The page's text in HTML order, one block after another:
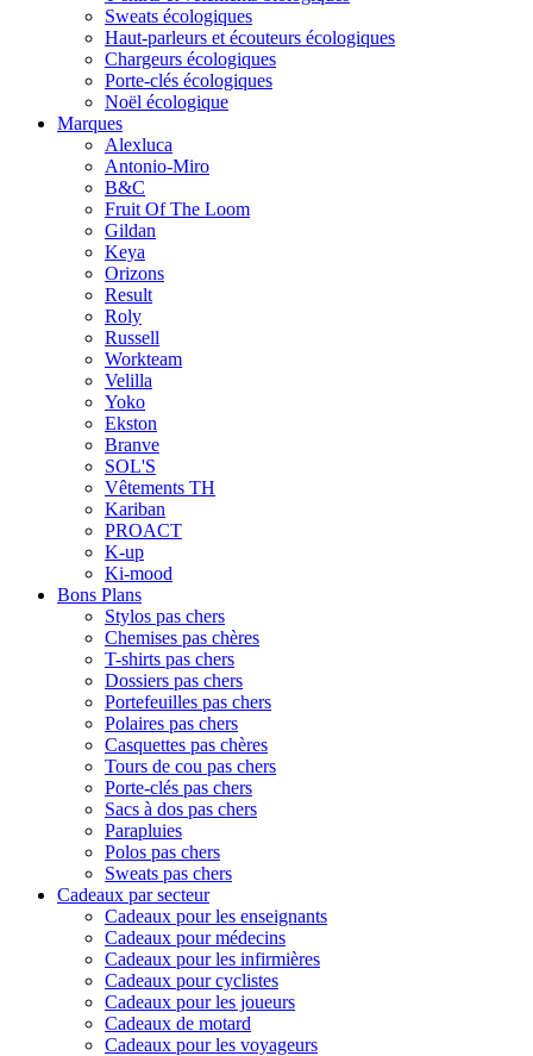
Sweats écologiques
Haut-parleurs et écouteurs écologiques
Chargeurs écologiques
Porte-clés écologiques
Noël écologique
Marques
Alexluca
Antonio-Miro
B&C
Fruit Of The Loom
Gildan
Keya
Orizons
Result
Roly
Russell
Workteam
Velilla
Yoko
Ekston
Branve
SOL'S
Vêtements TH
Kariban
PROACT
K-up
Ki-mood
Bons Plans
Stylos pas chers
Chemises pas chères
T-shirts pas chers
Dossiers pas chers
Portefeuilles pas chers
Polaires pas chers
Casquettes pas chères
Tours de cou pas chers
Porte-clés pas chers
Sacs à dos pas chers
Parapluies
Polos pas chers
Sweats pas chers
Cadeaux par secteur
Cadeaux pour les enseignants
Cadeaux pour médecins
Cadeaux pour les infirmières
Cadeaux pour cyclistes
Cadeaux pour les joueurs
Cadeaux de motard
Cadeaux pour les voyageurs